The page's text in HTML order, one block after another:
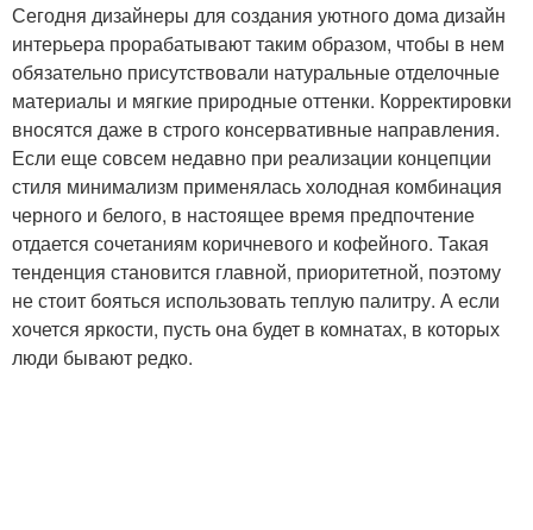
Сегодня дизайнеры для создания уютного дома дизайн
интерьера прорабатывают таким образом, чтобы в нем
обязательно присутствовали натуральные отделочные
материалы и мягкие природные оттенки. Корректировки
вносятся даже в строго консервативные направления.
Если еще совсем недавно при реализации концепции
стиля минимализм применялась холодная комбинация
черного и белого, в настоящее время предпочтение
отдается сочетаниям коричневого и кофейного. Такая
тенденция становится главной, приоритетной, поэтому
не стоит бояться использовать теплую палитру. А если
хочется яркости, пусть она будет в комнатах, в которых
люди бывают редко.